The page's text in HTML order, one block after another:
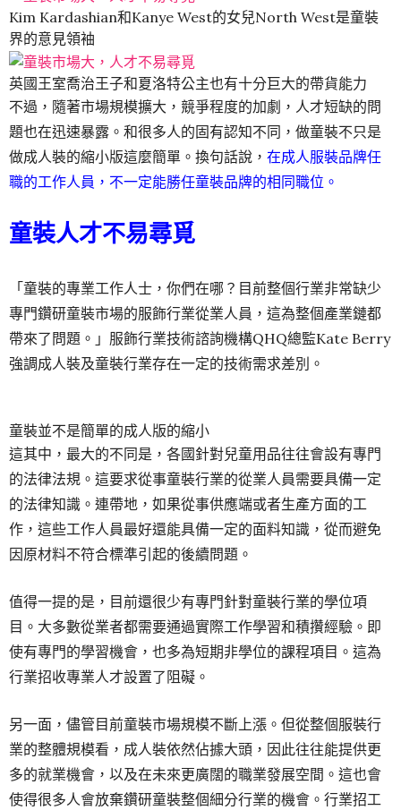
Kim Kardashian和Kanye West的女兒North West是童裝
界的意見領袖
英國王室喬治王子和夏洛特公主也有十分巨大的帶貨能力
不過，隨著市場規模擴大，競爭程度的加劇，人才短缺的問
題也在迅速暴露。和很多人的固有認知不同，做童裝不只是
做成人裝的縮小版這麼簡單。換句話說， 在成人服裝品牌任
職的工作人員，不一定能勝任童裝品牌的相同職位。
童裝人才不易尋覓
「童裝的專業工作人士，你們在哪？目前整個行業非常缺少
專門鑽研童裝市場的服飾行業從業人員，這為整個產業鏈都
帶來了問題。」服飾行業技術諮詢機構QHQ總監Kate Berry
強調成人裝及童裝行業存在一定的技術需求差別。
童裝並不是簡單的成人版的縮小
這其中，最大的不同是，各國針對兒童用品往往會設有專門
的法律法規。這要求從事童裝行業的從業人員需要具備一定
的法律知識。連帶地，如果從事供應端或者生產方面的工
作，這些工作人員最好還能具備一定的面料知識，從而避免
因原材料不符合標準引起的後續問題。
值得一提的是，目前還很少有專門針對童裝行業的學位項
目。大多數從業者都需要通過實際工作學習和積攢經驗。即
使有專門的學習機會，也多為短期非學位的課程項目。這為
行業招收專業人才設置了阻礙。
另一面，儘管目前童裝市場規模不斷上漲。但從整個服裝行
業的整體規模看，成人裝依然佔據大頭，因此往往能提供更
多的就業機會，以及在未來更廣闊的職業發展空間。這也會
使得很多人會放棄鑽研童裝整個細分行業的機會。行業招工